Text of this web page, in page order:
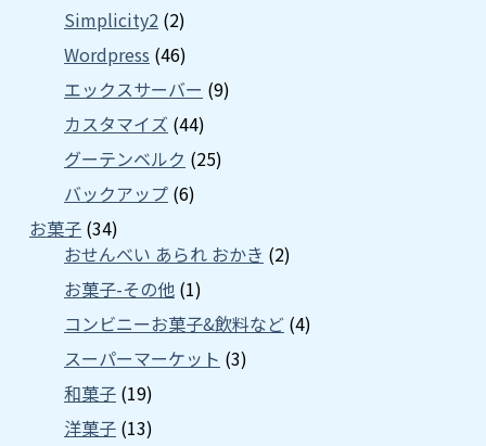
Simplicity2 (2)
Wordpress (46)
エックスサーバー (9)
カスタマイズ (44)
グーテンベルク (25)
バックアップ (6)
お菓子 (34)
おせんべい あられ おかき (2)
お菓子-その他 (1)
コンビニーお菓子&飲料など (4)
スーパーマーケット (3)
和菓子 (19)
洋菓子 (13)